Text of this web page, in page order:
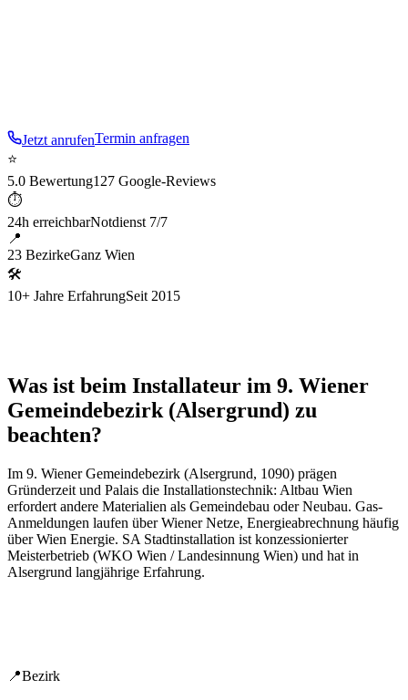
Jetzt anrufenTermin anfragen
⭐
5.0 Bewertung127 Google-Reviews
⏱
24h erreichbarNotdienst 7/7
📍
23 BezirkeGanz Wien
🛠
10+ Jahre ErfahrungSeit 2015
Was ist beim Installateur im 9. Wiener
Gemeindebezirk (Alsergrund) zu
beachten?
Im 9. Wiener Gemeindebezirk (Alsergrund, 1090) prägen
Gründerzeit und Palais die Installationstechnik: Altbau Wien
erfordert andere Materialien als Gemeindebau oder Neubau. Gas-
Anmeldungen laufen über Wiener Netze, Energieabrechnung häufig
über Wien Energie. SA Stadtinstallation ist konzessionierter
Meisterbetrieb (WKO Wien / Landesinnung Wien) und hat in
Alsergrund langjährige Erfahrung.
📍Bezirk